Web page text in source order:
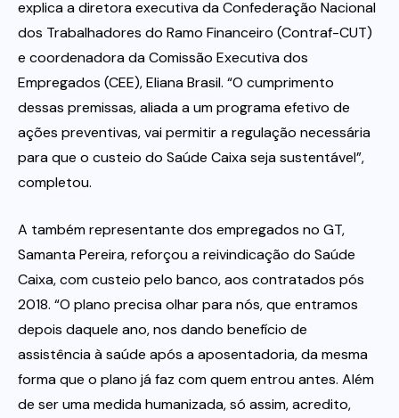
explica a diretora executiva da Confederação Nacional
dos Trabalhadores do Ramo Financeiro (Contraf-CUT)
e coordenadora da Comissão Executiva dos
Empregados (CEE), Eliana Brasil. “O cumprimento
dessas premissas, aliada a um programa efetivo de
ações preventivas, vai permitir a regulação necessária
para que o custeio do Saúde Caixa seja sustentável”,
completou.
A também representante dos empregados no GT,
Samanta Pereira, reforçou a reivindicação do Saúde
Caixa, com custeio pelo banco, aos contratados pós
2018. “O plano precisa olhar para nós, que entramos
depois daquele ano, nos dando benefício de
assistência à saúde após a aposentadoria, da mesma
forma que o plano já faz com quem entrou antes. Além
de ser uma medida humanizada, só assim, acredito,